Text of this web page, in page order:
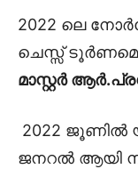
2022 ലെ
ചെസ്സ്
മാസ്റ്റർ
2022 ജൂണിൽ
ജനറൽ ആയി